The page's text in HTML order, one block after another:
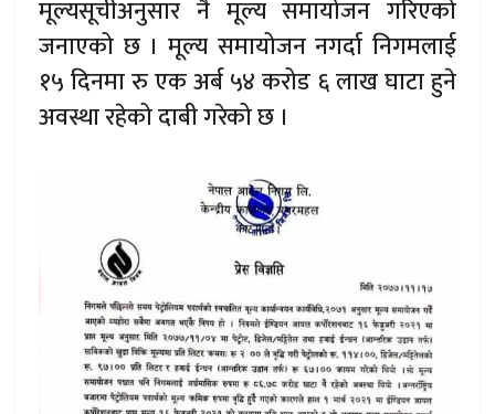
मूल्यसूचीअनुसार नै मूल्य समायोजन गरिएको
जनाएको छ । मूल्य समायोजन नगर्दा निगमलाई
१५ दिनमा रु एक अर्ब ५४ करोड ६ लाख घाटा हुने
अवस्था रहेको दाबी गरेको छ ।